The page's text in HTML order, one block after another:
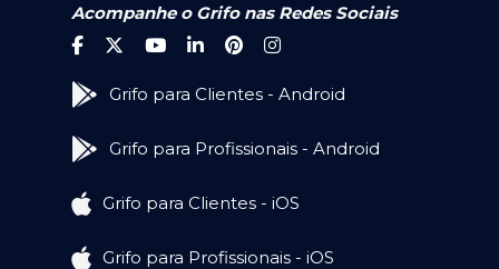
Acompanhe o Grifo nas Redes Sociais
Grifo para Clientes - Android
Grifo para Profissionais - Android
Grifo para Clientes - iOS
Grifo para Profissionais - iOS